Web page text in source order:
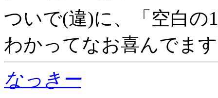
ついで(違)に、「空白の
わかってなお喜んでま
なっきー